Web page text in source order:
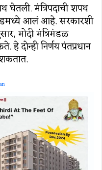
घेतली. मंत्रिपदाची शपथ
आलं आहे. सरकारशी
मोदी मंत्रिमंडळ
हे दोन्ही निर्णय पंतप्रधान